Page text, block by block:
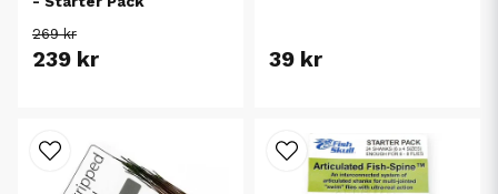
269 kr
239 kr 39 kr